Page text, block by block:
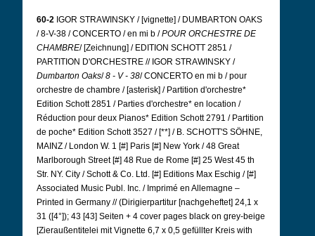
60-2 IGOR STRAWINSKY / [vignette] / DUMBARTON OAKS
/ 8-V-38 / CONCERTO / en mi b /POUR ORCHESTRE DE
CHAMBRE/ [Zeichnung] / EDITION SCHOTT 2851 /
PARTITION D'ORCHESTRE // IGOR STRAWINSKY /
Dumbarton Oaks/8 - V - 38/ CONCERTO en mi b / pour
orchestre de chambre / [asterisk] / Partition d'orchestre*
Edition Schott 2851 / Parties d'orchestre* en location /
Réduction pour deux Pianos* Edition Schott 2791 / Partition
de poche* Edition Schott 3527 / [**] / B. SCHOTT'S SÖHNE,
MAINZ / London W. 1 [#] Paris [#] New York / 48 Great
Marlborough Street [#] 48 Rue de Rome [#] 25 West 45 th
Str. NY. City / Schott & Co. Ltd. [#] Editions Max Eschig / [#]
Associated Music Publ. Inc. / Imprimé en Allemagne –
Printed in Germany // (Dirigierpartitur [nachgeheftet] 24,1 x
31 ([4°]); 43 [43] Seiten + 4 cover pages black on grey-beige
[Zieraußentitelei mit Vignette 6,7 x 0,5 gefüllter Kreis with